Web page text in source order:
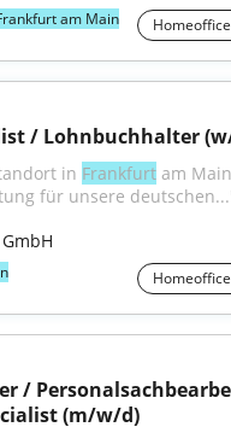
am Main Homeoffice
/ Lohnbuchhalter
in Frankfurt am
für unsere
Homeoffice
/
(m/w/d)